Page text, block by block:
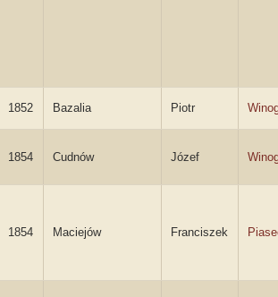
1852 Bazalia Piotr
1854 Cudnów Józef
1854 Maciejów Franciszek